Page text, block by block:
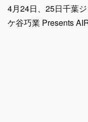
4月24日、25日千葉
ケ谷巧業 Presents